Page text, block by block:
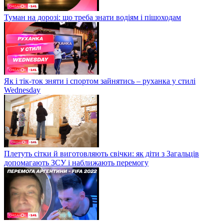
Туман на дорозі: що треба знати водіям і пішоходам
Як і тік-ток зняти і спортом зайнятись – руханка у стилі
Wednesday
Плетуть сітки й виготовляють свічки: як діти з Загальців
допомагають ЗСУ і наближають перемогу